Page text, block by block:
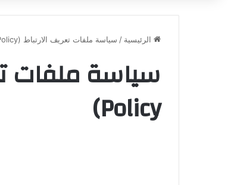
الرئيسية / سياسة ملفات تعريف الارتباط (Cookies Policy)
Policy)